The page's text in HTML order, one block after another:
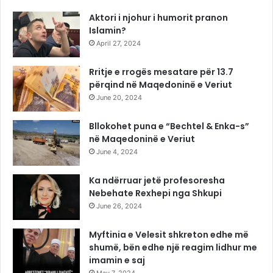
Aktori i njohur i humorit pranon
Islamin?
April 27, 2024
Rritje e rrogës mesatare për 13.7
përqind në Maqedoninë e Veriut
June 20, 2024
Bllokohet puna e “Bechtel & Enka-s”
në Maqedoninë e Veriut
June 4, 2024
Ka ndërruar jetë profesoresha
Nebehate Rexhepi nga Shkupi
June 26, 2024
Myftinia e Velesit shkreton edhe më
shumë, bën edhe një reagim lidhur me
imamin e saj